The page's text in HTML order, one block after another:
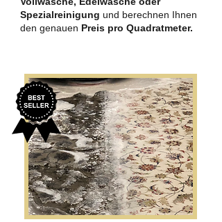
Spezialreinigung und berechnen Ihnen
den genauen Preis pro Quadratmeter.